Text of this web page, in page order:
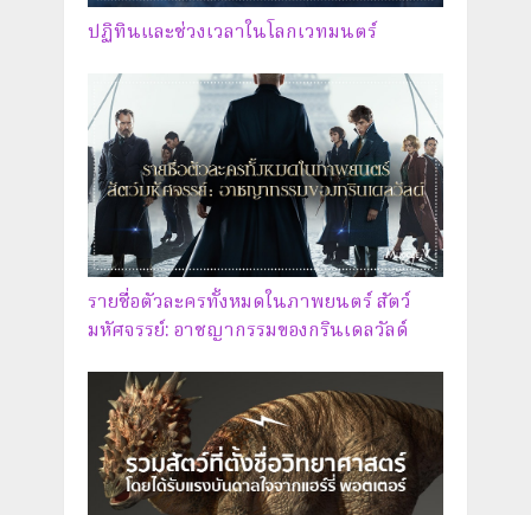
ปฏิทินและช่วงเวลาในโลกเวทมนตร์
รายชื่อตัวละครทั้งหมดในภาพยนตร์ สัตว์
มหัศจรรย์: อาชญากรรมของกรินเดลวัลด์